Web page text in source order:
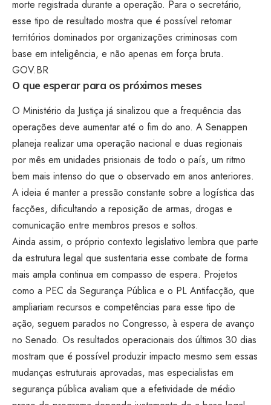
morte registrada durante a operação. Para o secretário,
esse tipo de resultado mostra que é possível retomar
territórios dominados por organizações criminosas com
base em inteligência, e não apenas em força bruta.
GOV.BR
O que esperar para os próximos meses
O Ministério da Justiça já sinalizou que a frequência das
operações deve aumentar até o fim do ano. A Senappen
planeja realizar uma operação nacional e duas regionais
por mês em unidades prisionais de todo o país, um ritmo
bem mais intenso do que o observado em anos anteriores.
A ideia é manter a pressão constante sobre a logística das
facções, dificultando a reposição de armas, drogas e
comunicação entre membros presos e soltos.
Ainda assim, o próprio contexto legislativo lembra que parte
da estrutura legal que sustentaria esse combate de forma
mais ampla continua em compasso de espera. Projetos
como a PEC da Segurança Pública e o PL Antifacção, que
ampliariam recursos e competências para esse tipo de
ação, seguem parados no Congresso, à espera de avanço
no Senado. Os resultados operacionais dos últimos 30 dias
mostram que é possível produzir impacto mesmo sem essas
mudanças estruturais aprovadas, mas especialistas em
segurança pública avaliam que a efetividade de médio